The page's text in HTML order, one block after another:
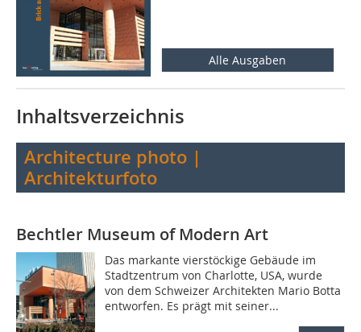
Alle Ausgaben
Inhaltsverzeichnis
Architecture photo |
Architekturfoto
Bechtler Museum of Modern Art
Das markante vierstöckige Gebäude im
Stadtzentrum von Charlotte, USA, wurde
von dem Schweizer ­Architekten Mario Botta
entworfen. Es prägt mit seiner...